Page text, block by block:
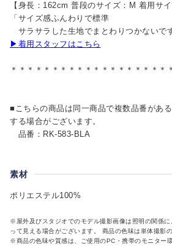
【身長：162cm 普段のサイズ：M 着用サイ
「サイズ感ふんわりで標準
サラサラした生地でまとわりつかないで
▶着用スタッフはこちら
＊＊＊＊＊＊＊＊＊＊＊＊＊＊＊＊＊＊＊
■こちらの商品は同一商品で複数品番があ
する場合がございます。
品番：RK-583-BLA
素材
ポリエステル100%
※屋外及びスタジオでのモデル撮影画像は照明の関係
って見える場合がございます。 商品の色味は単体撮影
※商品の色味や質感は、ご使用のPC・携帯のモニター